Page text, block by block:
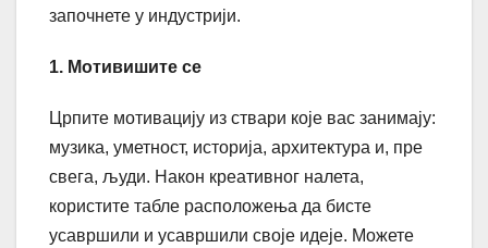
започнете у индустрији.
1. Мотивишите се
Црпите мотивацију из ствари које вас занимају:
музика, уметност, историја, архитектура и, пре
свега, људи. Након креативног налета,
користите табле расположења да бисте
усавршили и усавршили своје идеје. Можете